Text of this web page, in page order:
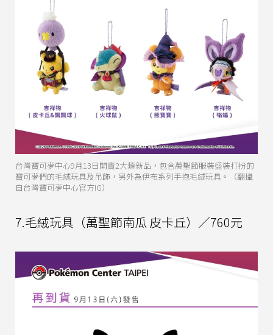
台灣寶可夢中心9月13日開賣2大類新品，包含萬聖節服裝盛裝打扮的
寶可夢們的毛絨玩具及吊飾，另外為伊布系列手抱毛絨玩具。（翻攝
自台灣寶可夢中心官方IG）
7.毛絨玩具（萬聖節南瓜 皮卡丘）／760元